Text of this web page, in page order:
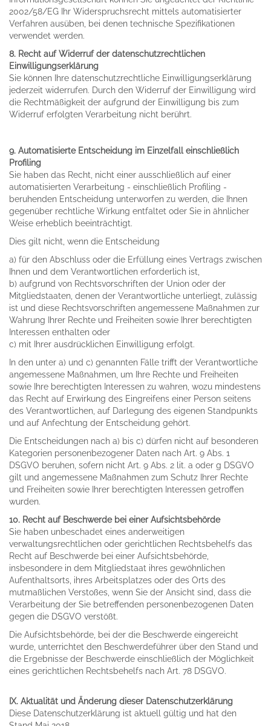
2002/58/EG Ihr Widerspruchsrecht mittels automatisierter
Verfahren ausüben, bei denen technische Spezifikationen
verwendet werden.
8. Recht auf Widerruf der datenschutzrechtlichen
Einwilligungserklärung
Sie können Ihre datenschutzrechtliche Einwilligungserklärung
jederzeit widerrufen. Durch den Widerruf der Einwilligung wird
die Rechtmäßigkeit der aufgrund der Einwilligung bis zum
Widerruf erfolgten Verarbeitung nicht berührt.
9. Automatisierte Entscheidung im Einzelfall einschließlich
Profiling
Sie haben das Recht, nicht einer ausschließlich auf einer
automatisierten Verarbeitung - einschließlich Profiling -
beruhenden Entscheidung unterworfen zu werden, die Ihnen
gegenüber rechtliche Wirkung entfaltet oder Sie in ähnlicher
Weise erheblich beeinträchtigt.
Dies gilt nicht, wenn die Entscheidung
a) für den Abschluss oder die Erfüllung eines Vertrags zwischen
Ihnen und dem Verantwortlichen erforderlich ist,
b) aufgrund von Rechtsvorschriften der Union oder der
Mitgliedstaaten, denen der Verantwortliche unterliegt, zulässig
ist und diese Rechtsvorschriften angemessene Maßnahmen zur
Wahrung Ihrer Rechte und Freiheiten sowie Ihrer berechtigten
Interessen enthalten oder
c) mit Ihrer ausdrücklichen Einwilligung erfolgt.
In den unter a) und c) genannten Fälle trifft der Verantwortliche
angemessene Maßnahmen, um Ihre Rechte und Freiheiten
sowie Ihre berechtigten Interessen zu wahren, wozu mindestens
das Recht auf Erwirkung des Eingreifens einer Person seitens
des Verantwortlichen, auf Darlegung des eigenen Standpunkts
und auf Anfechtung der Entscheidung gehört.
Die Entscheidungen nach a) bis c) dürfen nicht auf besonderen
Kategorien personenbezogener Daten nach Art. 9 Abs. 1
DSGVO beruhen, sofern nicht Art. 9 Abs. 2 lit. a oder g DSGVO
gilt und angemessene Maßnahmen zum Schutz Ihrer Rechte
und Freiheiten sowie Ihrer berechtigten Interessen getroffen
wurden.
10. Recht auf Beschwerde bei einer Aufsichtsbehörde
Sie haben unbeschadet eines anderweitigen
verwaltungsrechtlichen oder gerichtlichen Rechtsbehelfs das
Recht auf Beschwerde bei einer Aufsichtsbehörde,
insbesondere in dem Mitgliedstaat ihres gewöhnlichen
Aufenthaltsorts, ihres Arbeitsplatzes oder des Orts des
mutmaßlichen Verstoßes, wenn Sie der Ansicht sind, dass die
Verarbeitung der Sie betreffenden personenbezogenen Daten
gegen die DSGVO verstößt.
Die Aufsichtsbehörde, bei der die Beschwerde eingereicht
wurde, unterrichtet den Beschwerdeführer über den Stand und
die Ergebnisse der Beschwerde einschließlich der Möglichkeit
eines gerichtlichen Rechtsbehelfs nach Art. 78 DSGVO.
IX. Aktualität und Änderung dieser Datenschutzerklärung
Diese Datenschutzerklärung ist aktuell gültig und hat den